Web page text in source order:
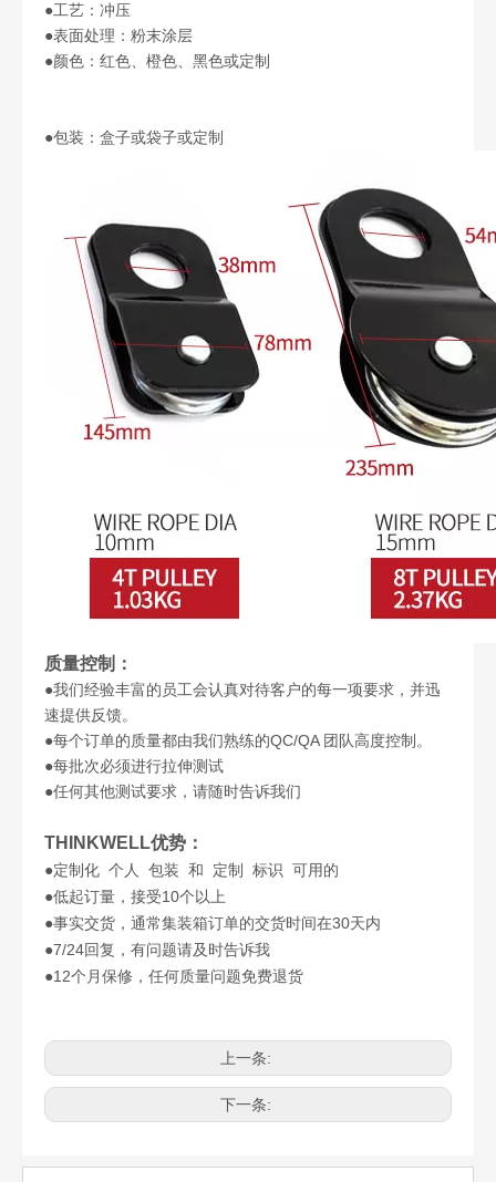
●工艺：冲压
●表面处理：粉末涂层
●颜色：红色、橙色、黑色或定制
●包装：盒子或袋子或定制
质量控制：
●我们经验丰富的员工会认真对待客户的每一项要求，并迅
速提供反馈。
●每个订单的质量都由我们熟练的QC/QA 团队高度控制。
●每批次必须进行拉伸测试
●任何其他测试要求，请随时告诉我们
THINKWELL优势：
●定制化 个人 包装 和 定制 标识 可用的
●低起订量，接受10个以上
●事实交货，通常集装箱订单的交货时间在30天内
●7/24回复，有问题请及时告诉我
●12个月保修，任何质量问题免费退货
上一条:
下一条: